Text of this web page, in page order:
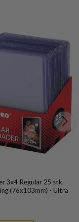
3x4 Regular 25 stk.
(76x103mm) - Ultra
Current